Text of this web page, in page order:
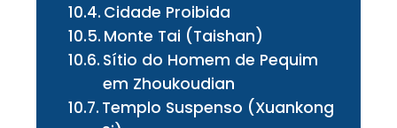
Cidade Proibida
Monte Tai (Taishan)
Sítio do Homem de Pequim
em Zhoukoudian
Templo Suspenso (Xuankong